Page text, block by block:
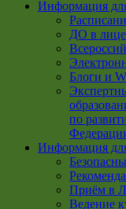
Информация
ДО в
Блоги и
по
Информация
Приём в
Ведение